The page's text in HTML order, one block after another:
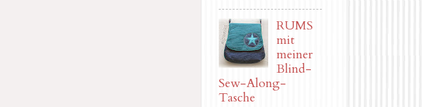
RUMS
mit
meiner
Blind-
Sew-Along-
Tasche